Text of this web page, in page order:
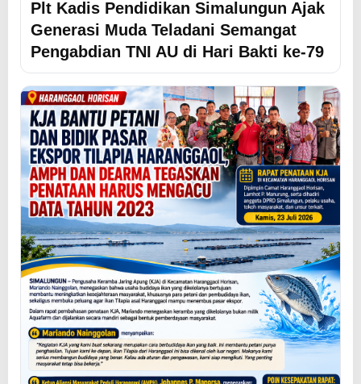
Plt Kadis Pendidikan Simalungun Ajak
Generasi Muda Teladani Semangat
Pengabdian TNI AU di Hari Bakti ke-79